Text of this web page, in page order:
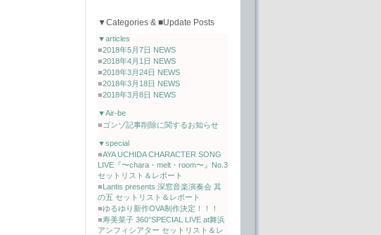
▼Categories & ■Update Posts
▼articles
■2018年5月7日 NEWS
■2018年4月1日 NEWS
■2018年3月24日 NEWS
■2018年3月18日 NEWS
■2018年3月8日 NEWS
▼Air-be
■ゴンゾ記事削除に関するお知らせ
▼special
■AYA UCHIDA CHARACTER SONG
LIVE『〜chara・melt・room〜』No.3
セットリスト＆レポート
■Lantis presents 深窓音楽演奏会 其
の五 セットリスト＆レポート
■ゆるゆり新作OVA制作決定！！！
■寿美菜子 360°SPECIAL LIVE at舞浜
アンフィシアター セットリスト＆レ